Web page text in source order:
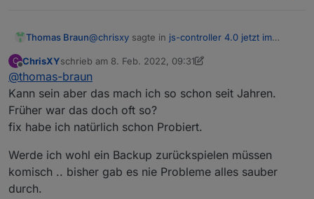
npm ERR!
npm ERR! The operation was rejected by your
npm ERR! It is likely you do not have the
npm ERR!
npm ERR! If you believe this might be a
npm ERR! permissions of the file and its
npm ERR! the command again as root/
npm ERR! A complete log of this run can be
Thomas Braun@chrisxy sagte in js-controller 4.0 jetzt im
access
seufz
Kommt vermutlich vom rumgehampel als root.
iobroker stop
versuchen.
C
Offline
ChrisXYschrieb am 8. Feb. 2022, 09:31
zuletzt editiert von ChrisXY2. Aug. 2022, 10:38
@thomas-braun
Kann sein aber das mach ich so schon seit Jahren.
Früher war das doch oft so?
fix habe ich natürlich schon Probiert.
Werde ich wohl ein Backup zurückspielen müssen
komisch .. bisher gab es nie Probleme alles sauber
durch.